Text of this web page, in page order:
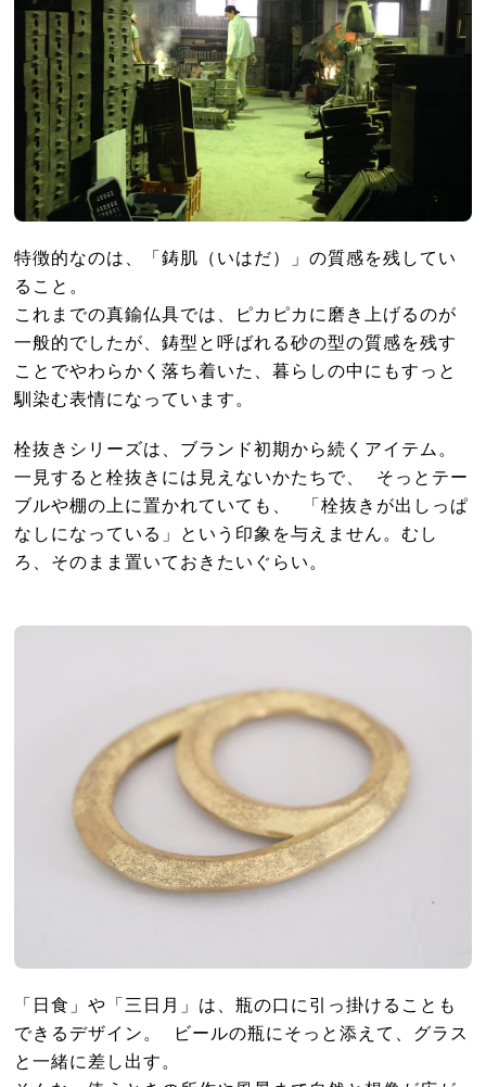
特徴的なのは、「鋳肌（いはだ）」の質感を残してい
ること。
これまでの真鍮仏具では、ピカピカに磨き上げるのが
一般的でしたが、鋳型と呼ばれる砂の型の質感を残す
ことでやわらかく落ち着いた、暮らしの中にもすっと
馴染む表情になっています。
栓抜きシリーズは、ブランド初期から続くアイテム。
一見すると栓抜きには見えないかたちで、 そっとテー
ブルや棚の上に置かれていても、 「栓抜きが出しっぱ
なしになっている」という印象を与えません。むし
ろ、そのまま置いておきたいぐらい。
「日食」や「三日月」は、瓶の口に引っ掛けることも
できるデザイン。 ビールの瓶にそっと添えて、グラス
と一緒に差し出す。